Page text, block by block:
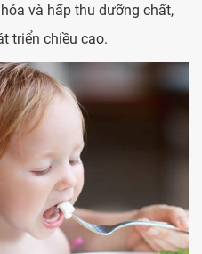
và hấp thu dưỡng chất,
triển chiều cao.